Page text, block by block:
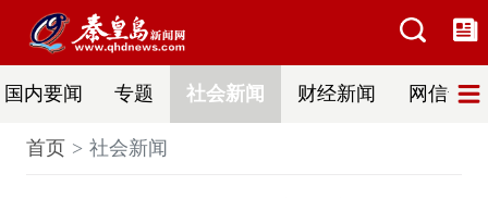
国内要闻 专题 社会新闻 财经新闻 网信普法
首页 社会新闻